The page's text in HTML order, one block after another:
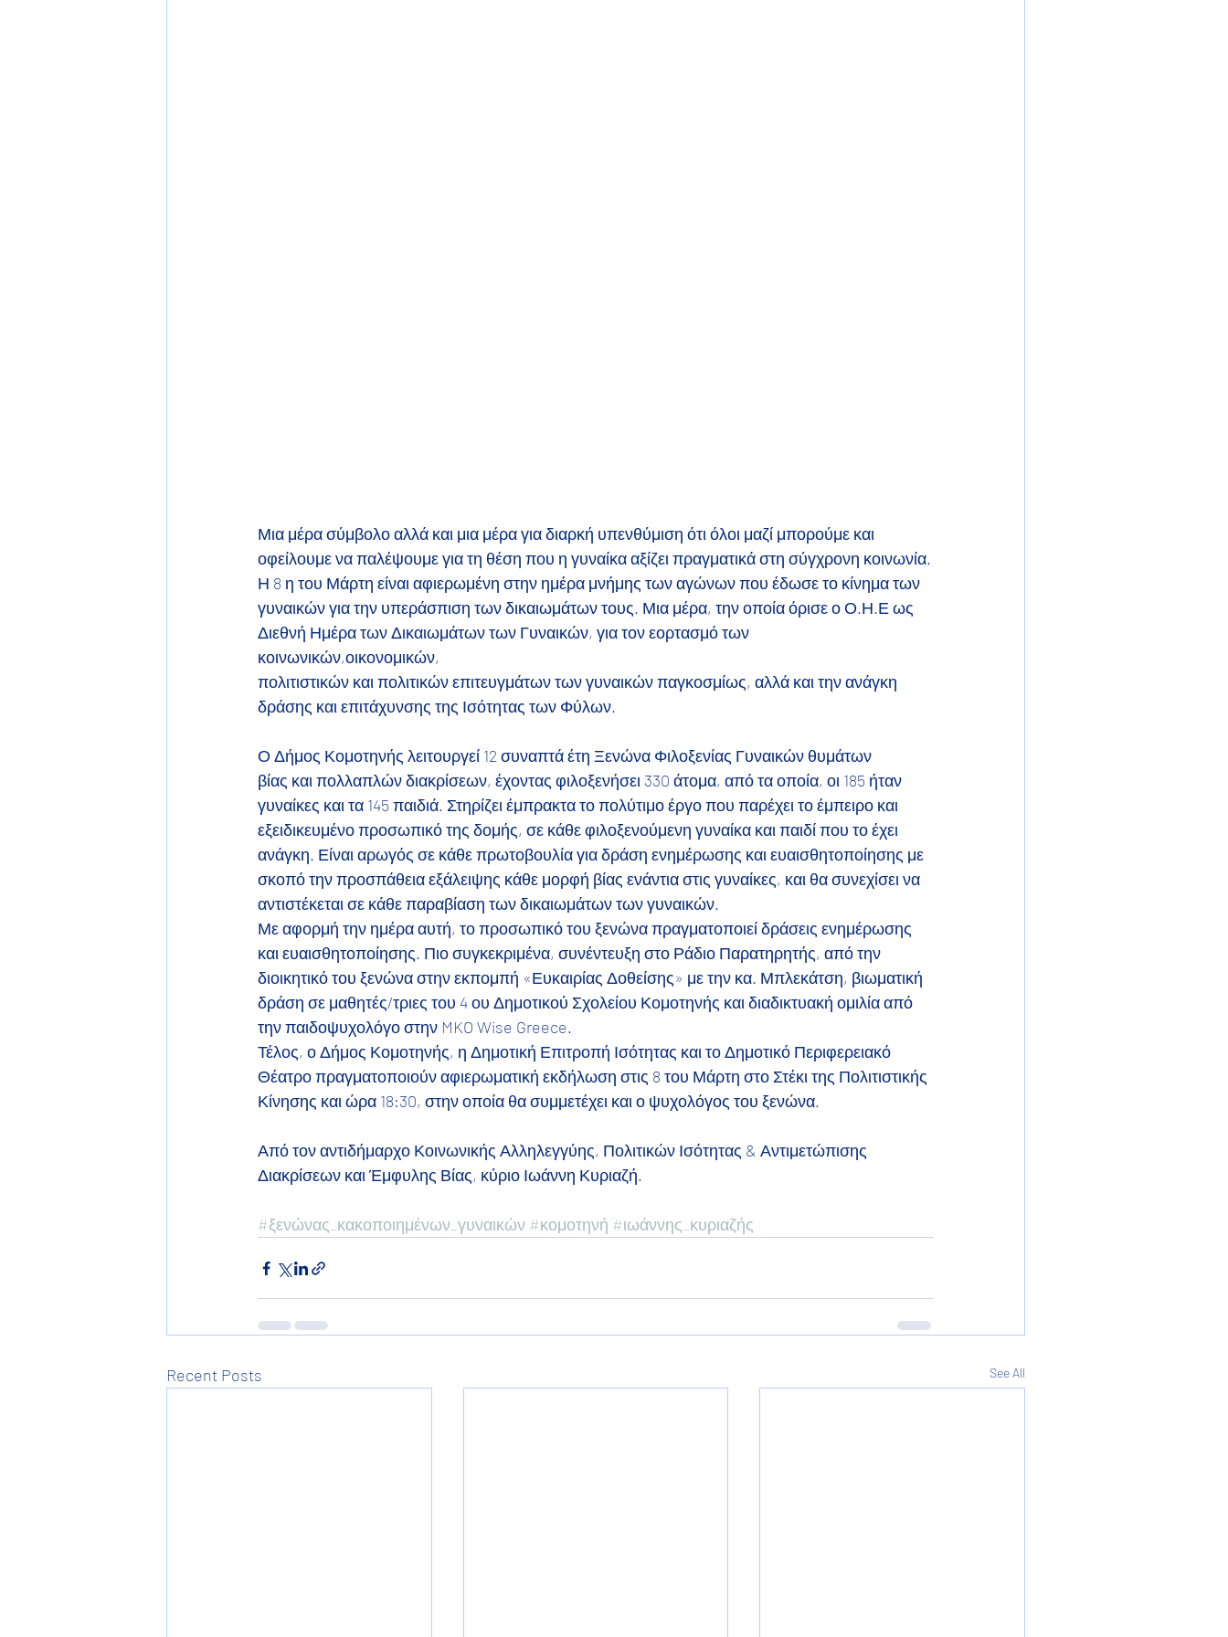
Μια μέρα σύμβολο αλλά και μια μέρα για διαρκή υπενθύμιση ότι όλοι μαζί μπορούμε και
οφείλουμε να παλέψουμε για τη θέση που η γυναίκα αξίζει πραγματικά στη σύγχρονη κοινωνία.
Η 8 η του Μάρτη είναι αφιερωμένη στην ημέρα μνήμης των αγώνων που έδωσε το κίνημα των
γυναικών για την υπεράσπιση των δικαιωμάτων τους. Μια μέρα, την οποία όρισε ο Ο.Η.Ε ως
Διεθνή Ημέρα των Δικαιωμάτων των Γυναικών, για τον εορτασμό των
κοινωνικών,οικονομικών,
πολιτιστικών και πολιτικών επιτευγμάτων των γυναικών παγκοσμίως, αλλά και την ανάγκη
δράσης και επιτάχυνσης της Ισότητας των Φύλων.
Ο Δήμος Κομοτηνής λειτουργεί 12 συναπτά έτη Ξενώνα Φιλοξενίας Γυναικών θυμάτων
βίας και πολλαπλών διακρίσεων, έχοντας φιλοξενήσει 330 άτομα, από τα οποία, οι 185 ήταν
γυναίκες και τα 145 παιδιά. Στηρίζει έμπρακτα το πολύτιμο έργο που παρέχει το έμπειρο και
εξειδικευμένο προσωπικό της δομής, σε κάθε φιλοξενούμενη γυναίκα και παιδί που το έχει
ανάγκη. Είναι αρωγός σε κάθε πρωτοβουλία για δράση ενημέρωσης και ευαισθητοποίησης με
σκοπό την προσπάθεια εξάλειψης κάθε μορφή βίας ενάντια στις γυναίκες, και θα συνεχίσει να
αντιστέκεται σε κάθε παραβίαση των δικαιωμάτων των γυναικών.
Με αφορμή την ημέρα αυτή, το προσωπικό του ξενώνα πραγματοποιεί δράσεις ενημέρωσης
και ευαισθητοποίησης. Πιο συγκεκριμένα, συνέντευξη στο Ράδιο Παρατηρητής, από την
διοικητικό του ξενώνα στην εκπομπή «Ευκαιρίας Δοθείσης» με την κα. Μπλεκάτση, βιωματική
δράση σε μαθητές/τριες του 4 ου Δημοτικού Σχολείου Κομοτηνής και διαδικτυακή ομιλία από
την παιδοψυχολόγο στην MKO Wise Greece.
Τέλος, ο Δήμος Κομοτηνής, η Δημοτική Επιτροπή Ισότητας και το Δημοτικό Περιφερειακό
Θέατρο πραγματοποιούν αφιερωματική εκδήλωση στις 8 του Μάρτη στο Στέκι της Πολιτιστικής
Κίνησης και ώρα 18:30, στην οποία θα συμμετέχει και ο ψυχολόγος του ξενώνα.
Από τον αντιδήμαρχο Κοινωνικής Αλληλεγγύης, Πολιτικών Ισότητας & Αντιμετώπισης
Διακρίσεων και Έμφυλης Βίας, κύριο Ιωάννη Κυριαζή.
#ξενώνας_κακοποιημένων_γυναικών #κομοτηνή #ιωάννης_κυριαζής
Recent Posts See All